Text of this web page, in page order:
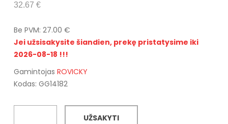
32.67 €
Be PVM: 27.00 €
Jei užsisakysite šiandien, prekę pristatysime iki
2026-08-18 !!!
Gamintojas ROVICKY
Kodas: GG14182
UŽSAKYTI